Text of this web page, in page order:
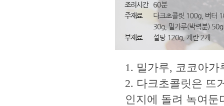
1. 밀가루, 코코아
2. 다크초콜릿은 뜨
인지에 돌려 녹여둔